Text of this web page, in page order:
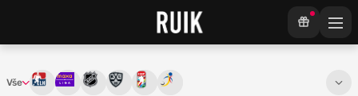
Vše Tipsport extraliga
Maxa ligaNHL KHL Mistrovství světa